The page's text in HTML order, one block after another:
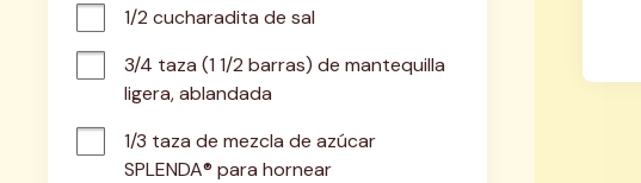
1/2 cucharadita de sal
3/4 taza (1 1/2 barras) de mantequilla
ligera, ablandada
1/3 taza de mezcla de azúcar
SPLENDA® para hornear